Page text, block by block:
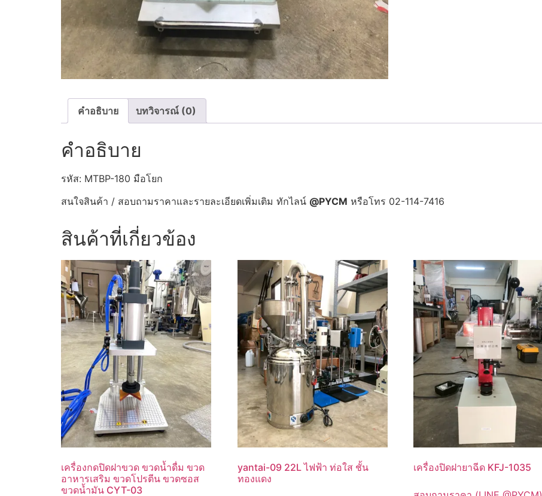
คำอธิบาย บทวิจารณ์ (0)
คำอธิบาย
รหัส: MTBP-180 มือโยก
สนใจสินค้า / สอบถามราคาและรายละเอียดเพิ่มเติม ทักไลน์ @PYCM หรือโทร 02-114-7416
สินค้าที่เกี่ยวข้อง
เครื่องกดปิดฝาขวด ขวดน้ำดื่ม ขวด
อาหารเสริม ขวดโปรตีน ขวดซอส
ขวดน้ำมัน CYT-03
yantai-09 22L ไฟฟ้า ท่อใส ชั้น
ทองแดง
เครื่องปิดฝายาฉีด KFJ-1035